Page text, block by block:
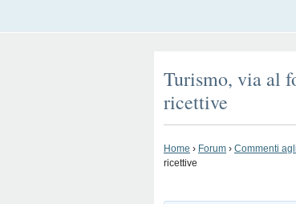
Turismo, via al
ricettive
Home › Forum › Commenti
ricettive